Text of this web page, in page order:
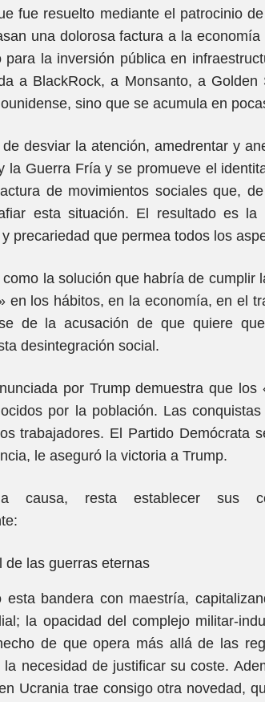
fue resuelto mediante el patrocinio
una dolorosa factura a la
para la inversión pública en
a BlackRock, a Monsanto, a
sino que se acumula en
desviar la atención, amedrentar y
la Guerra Fría y se promueve el
de movimientos sociales que,
esta situación. El resultado es
precariedad que permea todos los
la solución que habría de cumplir
en los hábitos, en la economía, en el
de la acusación de que quiere
desintegración social.
por Trump demuestra que
por la población. Las
trabajadores. El Partido Demócrata
le aseguró la victoria a Trump.
causa, resta establecer sus
de las guerras eternas
esta bandera con maestría,
la opacidad del complejo militar-
de que opera más allá de las
la necesidad de justificar su coste.
Ucrania trae consigo otra novedad,